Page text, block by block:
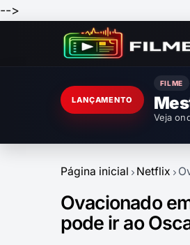
-->
LANÇAMENTO
FILME
Veja
Página inicial Netflix
Ovacionado
pode ir ao